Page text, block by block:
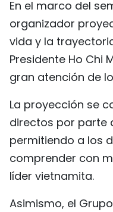
En el marco del
organizador
vida y la
Presidente Ho Chi
gran atención de
La proyección se
directos por parte
permitiendo a los
comprender con
líder vietnamita.
Asimismo, el